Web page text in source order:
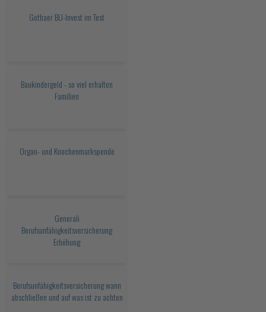
Gothaer BU-Invest im Test
Baukindergeld - so viel erhalten
Familien
Organ- und Knochenmarkspende
Generali
Berufsunfähigkeitsversicherung
Erhöhung
Berufsunfähigkeitsversicherung wann
abschließen und auf was ist zu achten